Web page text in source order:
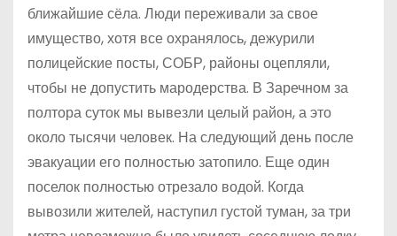
ближайшие сёла. Люди переживали за свое
имущество, хотя все охранялось, дежурили
полицейские посты, СОБР, районы оцепляли,
чтобы не допустить мародерства. В Заречном за
полтора суток мы вывезли целый район, а это
около тысячи человек. На следующий день после
эвакуации его полностью затопило. Еще один
поселок полностью отрезало водой. Когда
вывозили жителей, наступил густой туман, за три